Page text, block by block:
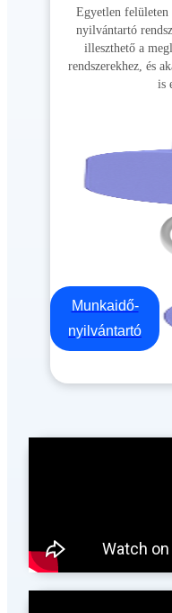
Egyetlen felületen
nyilvántartó
illeszthető a
rendszerekhez, és
is
Munkaidő-
nyilvántartó